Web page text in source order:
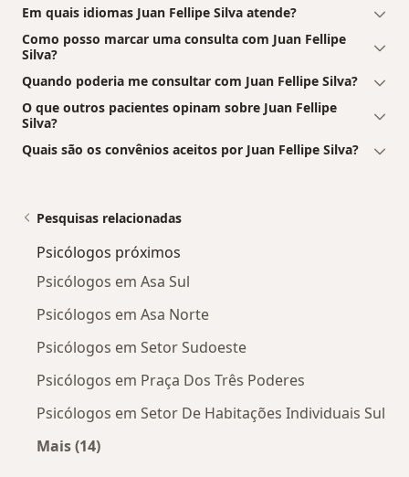
Em quais idiomas Juan Fellipe Silva atende?
Como posso marcar uma consulta com Juan Fellipe
Silva?
Quando poderia me consultar com Juan Fellipe Silva?
O que outros pacientes opinam sobre Juan Fellipe
Silva?
Quais são os convênios aceitos por Juan Fellipe Silva?
Pesquisas relacionadas
Psicólogos próximos
Psicólogos em Asa Sul
Psicólogos em Asa Norte
Psicólogos em Setor Sudoeste
Psicólogos em Praça Dos Três Poderes
Psicólogos em Setor De Habitações Individuais Sul
Mais (14)